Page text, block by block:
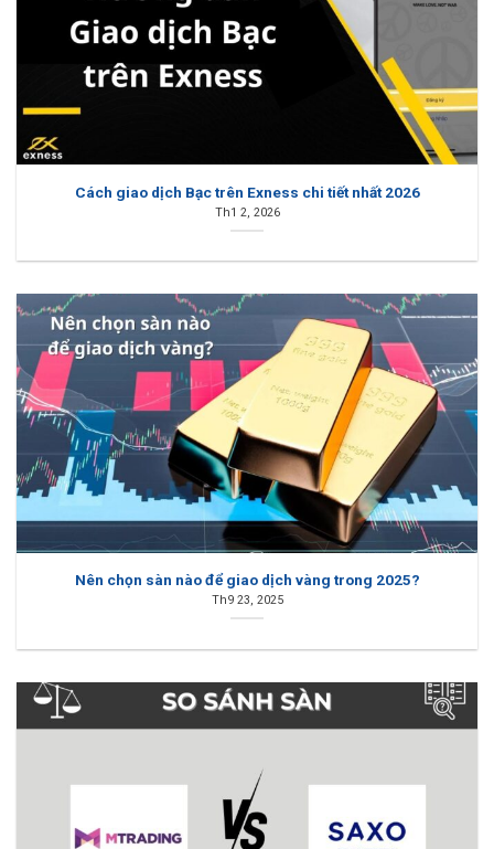
Cách giao dịch Bạc trên Exness chi tiết nhất 2026
Th1 2, 2026
Nên chọn sàn nào để giao dịch vàng trong 2025?
Th9 23, 2025